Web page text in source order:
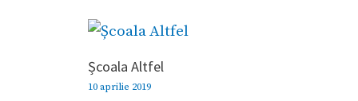
Școala Altfel
10 aprilie 2019